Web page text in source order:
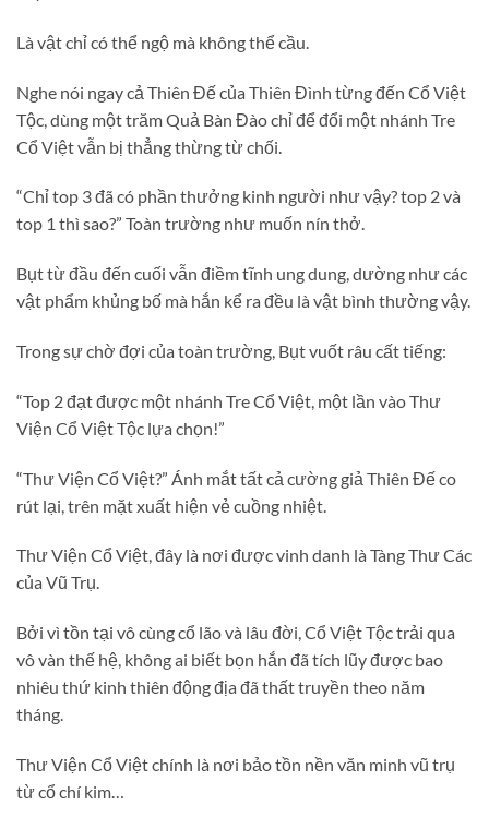
Là vật chỉ có thể ngộ mà không thể cầu.
Nghe nói ngay cả Thiên Đế của Thiên Đình từng đến Cổ Việt
Tộc, dùng một trăm Quả Bàn Đào chỉ để đổi một nhánh Tre
Cổ Việt vẫn bị thẳng thừng từ chối.
“Chỉ top 3 đã có phần thưởng kinh người như vậy? top 2 và
top 1 thì sao?” Toàn trường như muốn nín thở.
Bụt từ đầu đến cuối vẫn điềm tĩnh ung dung, dường như các
vật phẩm khủng bố mà hắn kể ra đều là vật bình thường vậy.
Trong sự chờ đợi của toàn trường, Bụt vuốt râu cất tiếng:
“Top 2 đạt được một nhánh Tre Cổ Việt, một lần vào Thư
Viện Cổ Việt Tộc lựa chọn!”
“Thư Viện Cổ Việt?” Ánh mắt tất cả cường giả Thiên Đế co
rút lại, trên mặt xuất hiện vẻ cuồng nhiệt.
Thư Viện Cổ Việt, đây là nơi được vinh danh là Tàng Thư Các
của Vũ Trụ.
Bởi vì tồn tại vô cùng cổ lão và lâu đời, Cổ Việt Tộc trải qua
vô vàn thế hệ, không ai biết bọn hắn đã tích lũy được bao
nhiêu thứ kinh thiên động địa đã thất truyền theo năm
tháng.
Thư Viện Cổ Việt chính là nơi bảo tồn nền văn minh vũ trụ
từ cổ chí kim…